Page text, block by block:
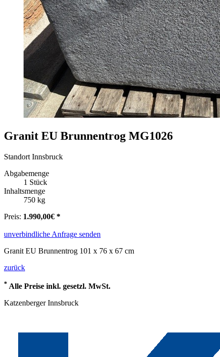
Granit EU Brunnentrog MG1026
Standort Innsbruck
Abgabemenge
1 Stück
Inhaltsmenge
750 kg
Preis: 1.990,00€ *
unverbindliche Anfrage senden
Granit EU Brunnentrog 101 x 76 x 67 cm
zurück
* Alle Preise inkl. gesetzl. MwSt.
Katzenberger Innsbruck